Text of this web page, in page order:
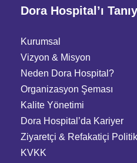
Dora Hospital’ı
Kurumsal
Vizyon & Misyon
Neden Dora Hospital?
Organizasyon Şeması
Kalite Yönetimi
Dora Hospital’da Kariyer
Ziyaretçi & Refakatiçi
KVKK